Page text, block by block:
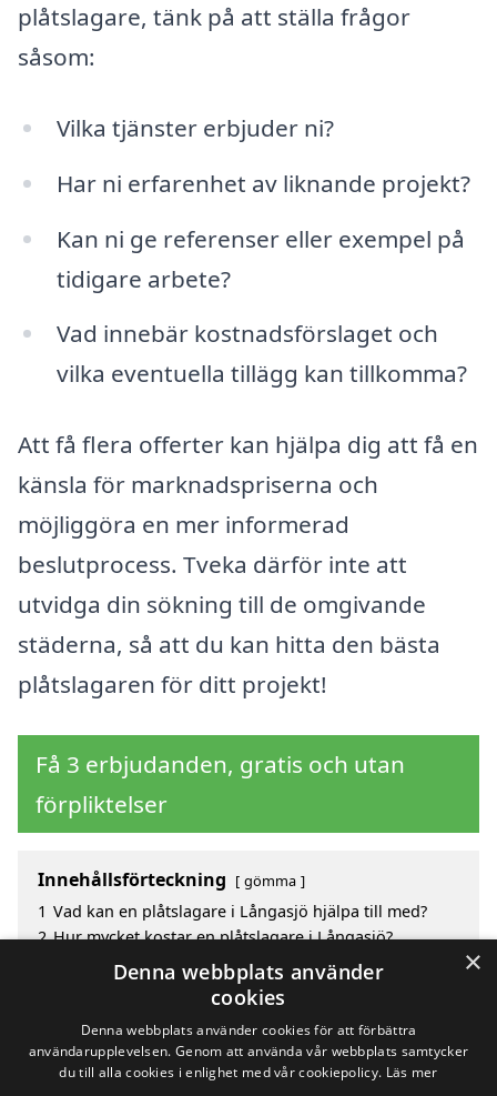
plåtslagare, tänk på att ställa frågor
såsom:
Vilka tjänster erbjuder ni?
Har ni erfarenhet av liknande projekt?
Kan ni ge referenser eller exempel på
tidigare arbete?
Vad innebär kostnadsförslaget och
vilka eventuella tillägg kan tillkomma?
Att få flera offerter kan hjälpa dig att få en
känsla för marknadspriserna och
möjliggöra en mer informerad
beslutprocess. Tveka därför inte att
utvidga din sökning till de omgivande
städerna, så att du kan hitta den bästa
plåtslagaren för ditt projekt!
Få 3 erbjudanden, gratis och utan
förpliktelser
Innehållsförteckning gömma
1 Vad kan en plåtslagare i Långasjö hjälpa till med?
2 Hur mycket kostar en plåtslagare i Långasjö?
Fördelar med att välja plåtslagare i Långasjö
Sök efter en skicklig plåtslagare i de omgivande
×
Denna webbplats använder
cookies
Denna webbplats använder cookies för att förbättra
användarupplevelsen. Genom att använda vår webbplats samtycker
du till alla cookies i enlighet med vår cookiepolicy. Läs mer